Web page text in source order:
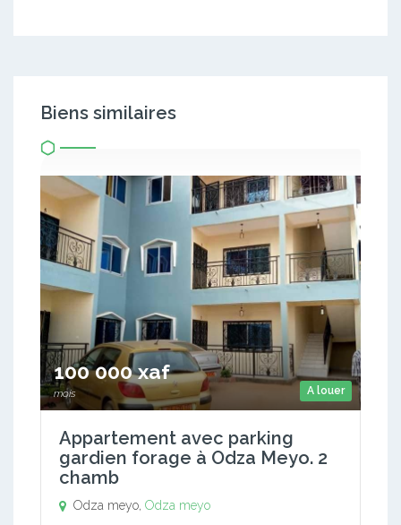
Biens similaires
A louer
100 000 xaf
mois
Appartement avec parking
gardien forage à Odza Meyo. 2
chamb
Odza meyo, Odza meyo